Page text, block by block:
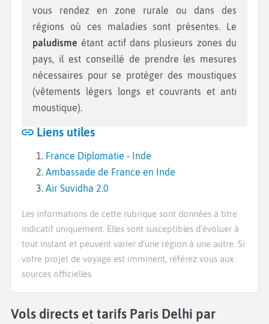
vous rendez en zone rurale ou dans des
régions où ces maladies sont présentes. Le
paludisme étant actif dans plusieurs zones du
pays, il est conseillé de prendre les mesures
nécessaires pour se protéger des moustiques
(vêtements légers longs et couvrants et anti
moustique).
Liens utiles
France Diplomatie - Inde
Ambassade de France en Inde
Air Suvidha 2.0
Les informations de cette rubrique sont données à titre
indicatif uniquement. Elles sont susceptibles d’évoluer à
tout instant et peuvent varier d’une région à une autre. Si
votre projet de voyage est imminent, référez vous aux
sources officielles.
Vols directs et tarifs Paris Delhi par